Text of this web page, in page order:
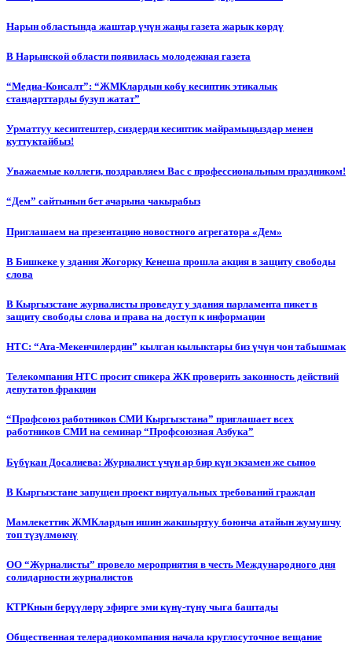
Нарын областында жаштар үчүн жаңы газета жарык көрдү
В Нарынской области появилась молодежная газета
“Медиа-Консалт”: “ЖМКлардын көбү кесиптик этикалык
стандарттарды бузуп жатат”
Урматтуу кесиптештер, сиздерди кесиптик майрамыңыздар менен
куттуктайбыз!
Уважаемые коллеги, поздравляем Вас с профессиональным праздником!
“Дем” сайтынын бет ачарына чакырабыз
Приглашаем на презентацию новостного агрегатора «Дем»
В Бишкеке у здания Жогорку Кенеша прошла акция в защиту свободы
слова
В Кыргызстане журналисты проведут у здания парламента пикет в
защиту свободы слова и права на доступ к информации
НТС: “Ата-Мекенчилердин” кылган кылыктары биз үчүн чон табышмак
Телекомпания НТС просит спикера ЖК проверить законность действий
депутатов фракции
“Профсоюз работников СМИ Кыргызстана” приглашает всех
работников СМИ на семинар “Профсоюзная Азбука”
Бүбүкан Досалиева: Журналист үчүн ар бир күн экзамен же сыноо
В Кыргызстане запущен проект виртуальных требований граждан
Мамлекеттик ЖМКлардын ишин жакшыртуу боюнча атайын жумушчу
топ түзүлмөкчү
ОО “Журналисты” провело мероприятия в честь Международного дня
солидарности журналистов
КТРКнын берүүлөрү эфирге эми күнү-түнү чыга баштады
Общественная телерадиокомпания начала круглосуточное вещание